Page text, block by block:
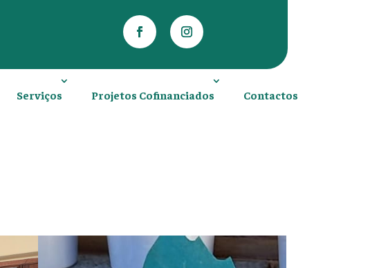
Serviços Projetos Cofinanciados Contactos